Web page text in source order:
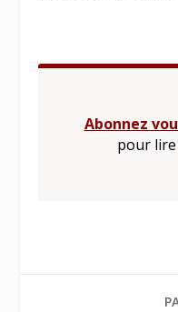
Abonnez
pour